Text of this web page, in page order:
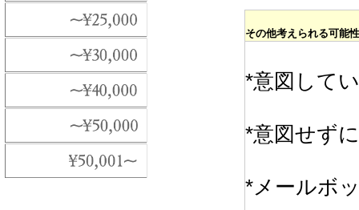
その他考えられる可能
*意図して
*意図せず
*メールボ